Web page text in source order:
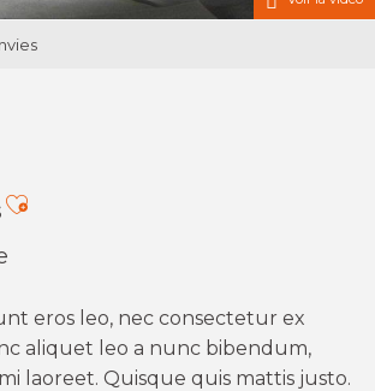
Ajouter aux favoris
eros leo, nec consectetur ex
aliquet leo a nunc bibendum,
laoreet. Quisque quis mattis justo.